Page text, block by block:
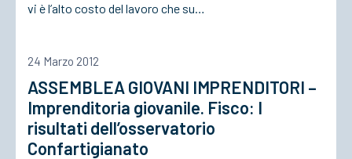
vi è l’alto costo del lavoro che su…
24 Marzo 2012
ASSEMBLEA GIOVANI IMPRENDITORI –
Imprenditoria giovanile. Fisco: I
risultati dell’osservatorio
Confartigianato